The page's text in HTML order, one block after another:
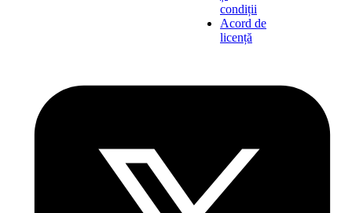
condiții
Acord de
licență